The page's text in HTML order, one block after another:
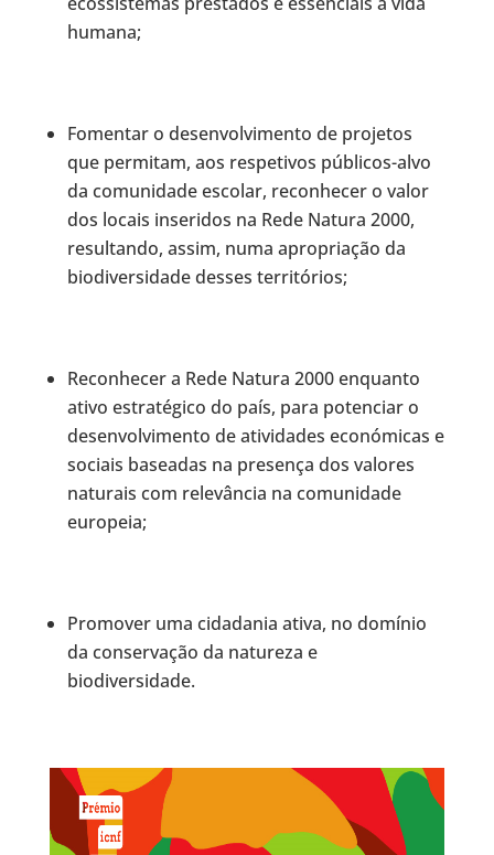
humana;
Fomentar o desenvolvimento de projetos
que permitam, aos respetivos públicos-alvo
da comunidade escolar, reconhecer o valor
dos locais inseridos na Rede Natura 2000,
resultando, assim, numa apropriação da
biodiversidade desses territórios;
Reconhecer a Rede Natura 2000 enquanto
ativo estratégico do país, para potenciar o
desenvolvimento de atividades económicas e
sociais baseadas na presença dos valores
naturais com relevância na comunidade
europeia;
Promover uma cidadania ativa, no domínio
da conservação da natureza e
biodiversidade.